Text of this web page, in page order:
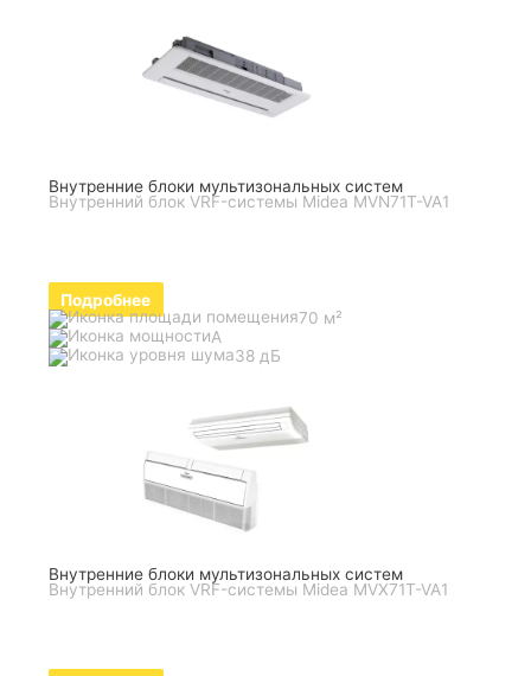
Внутренние блоки мультизональных систем
Внутренний блок VRF-системы Midea MVN71T-VA1
Подробнее
70 м²
A
38 дБ
Внутренние блоки мультизональных систем
Внутренний блок VRF-системы Midea MVX71T-VA1